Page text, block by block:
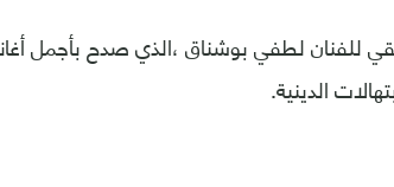
للفنان لطفي بوشناق ،الذي صدح بأجمل
الدينية.